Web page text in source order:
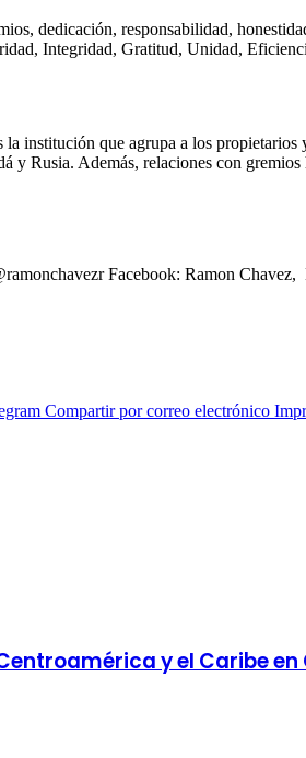
dedicación, responsabilidad,
Integridad, Gratitud, Unidad,
que agrupa a los
y Rusia. Además, relaciones con gremios
Facebook: Ramon
Compartir por correo electrónico
y el Caribe en